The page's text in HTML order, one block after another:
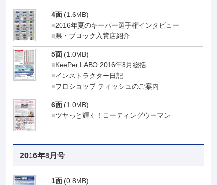
4面 (1.6MB)
2016年夏のキーパー選手権インタビュー
県・ブロック入賞店紹介
5面 (1.0MB)
KeePer LABO 2016年8月総括
インストラクター日記
プロショップ ティッシュのご案内
6面 (1.0MB)
ツヤっと輝く！コーティングウーマン
2016年8月号
1面 (0.8MB)